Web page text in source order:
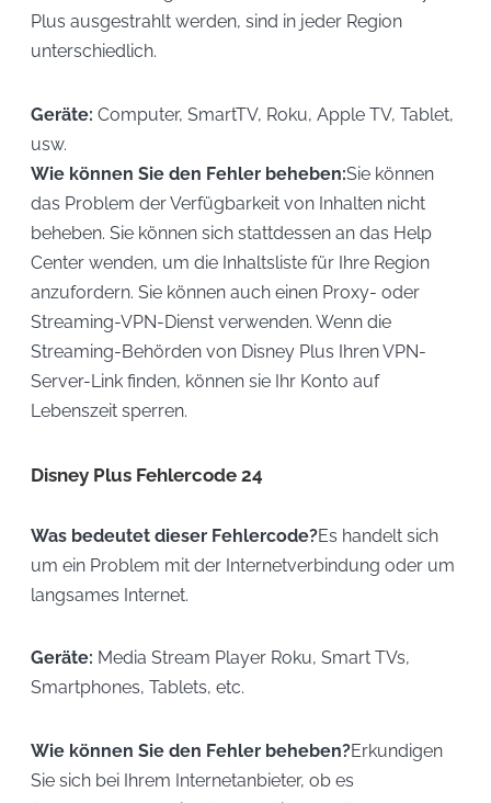
Plus ausgestrahlt werden, sind in jeder Region
unterschiedlich.
Geräte: Computer, SmartTV, Roku, Apple TV, Tablet,
usw.
Wie können Sie den Fehler beheben:Sie können
das Problem der Verfügbarkeit von Inhalten nicht
beheben. Sie können sich stattdessen an das Help
Center wenden, um die Inhaltsliste für Ihre Region
anzufordern. Sie können auch einen Proxy- oder
Streaming-VPN-Dienst verwenden. Wenn die
Streaming-Behörden von Disney Plus Ihren VPN-
Server-Link finden, können sie Ihr Konto auf
Lebenszeit sperren.
Disney Plus Fehlercode 24
Was bedeutet dieser Fehlercode?Es handelt sich
um ein Problem mit der Internetverbindung oder um
langsames Internet.
Geräte: Media Stream Player Roku, Smart TVs,
Smartphones, Tablets, etc.
Wie können Sie den Fehler beheben?Erkundigen
Sie sich bei Ihrem Internetanbieter, ob es